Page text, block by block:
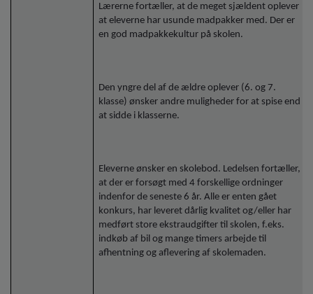
Lærerne fortæller, at de meget sjældent oplever
at eleverne har usunde madpakker med. Der er
en god madpakkekultur på skolen.
Den yngre del af de ældre oplever (6. og 7.
klasse) ønsker andre muligheder for at spise end
at sidde i klasserne.
Eleverne ønsker en skolebod. Ledelsen fortæller,
at der er forsøgt med 4 forskellige ordninger
indenfor de seneste 6 år. Alle er enten gået
konkurs, har leveret dårlig kvalitet og/eller har
medført store ekstraudgifter til skolen, f.eks.
indkøb af bil og mange timers arbejde til
afhentning og aflevering af skolemaden.